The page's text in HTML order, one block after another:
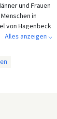
und Frauen
in
von Hagenbeck
bezahlt.
drehen.
Alles anzeigen ⌵